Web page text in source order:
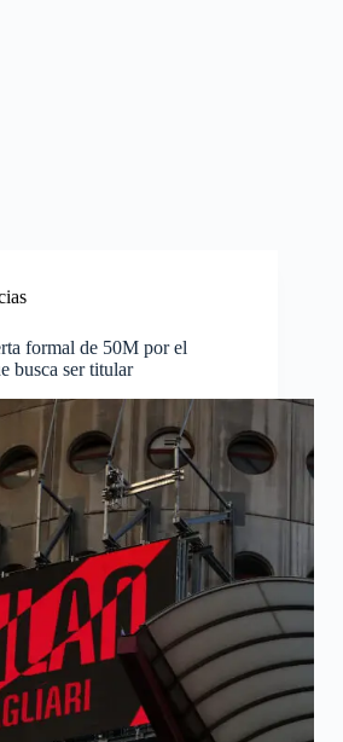
formal de 50M por el
busca ser titular